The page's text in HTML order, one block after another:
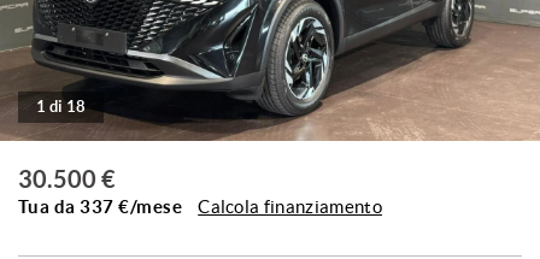
RECENSIONI AUTOSCOUT24
I NOSTRI SERVIZI
IL NOSTRO STAFF
1 di 18
30.500 €
Tua da337 €/mese Calcola finanziamento
tracciamento
che
adottiamo
offrire
le
e
svolgere